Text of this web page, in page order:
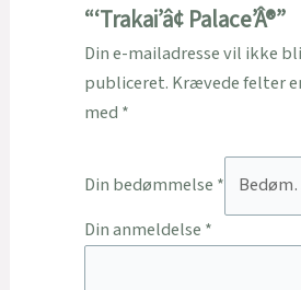
“‘Trakai’â¢ Palace’Â®”
Din e-mailadresse vil ikke
publiceret. Krævede felter
med *
Din bedømmelse *
Din anmeldelse *